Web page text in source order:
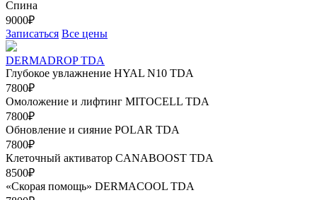
Спина
9000₽
Записаться Все цены
DERMADROP TDA
Глубокое увлажнение HYAL N10 TDA
7800₽
Омоложение и лифтинг MITOCELL TDA
7800₽
Обновление и сияние POLAR TDA
7800₽
Клеточный активатор CANABOOST TDA
8500₽
«Скорая помощь» DERMACOOL TDA